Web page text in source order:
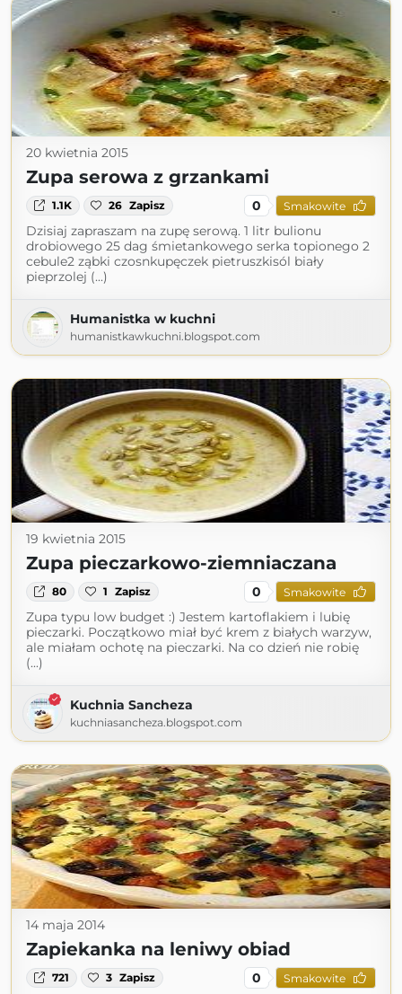
20 kwietnia 2015
Zupa serowa z grzankami
1.1K 26 Zapisz 0 Smakowite
Dzisiaj zapraszam na zupę serową. 1 litr bulionu
drobiowego 25 dag śmietankowego serka topionego 2
cebule2 ząbki czosnkupęczek pietruszkisól biały
pieprzolej (...)
Humanistka w kuchni
humanistkawkuchni.blogspot.com
19 kwietnia 2015
Zupa pieczarkowo-ziemniaczana
80 1 Zapisz 0 Smakowite
Zupa typu low budget :) Jestem kartoflakiem i lubię
pieczarki. Początkowo miał być krem z białych warzyw,
ale miałam ochotę na pieczarki. Na co dzień nie robię
(...)
Kuchnia Sancheza
kuchniasancheza.blogspot.com
14 maja 2014
Zapiekanka na leniwy obiad
721 3 Zapisz 0 Smakowite